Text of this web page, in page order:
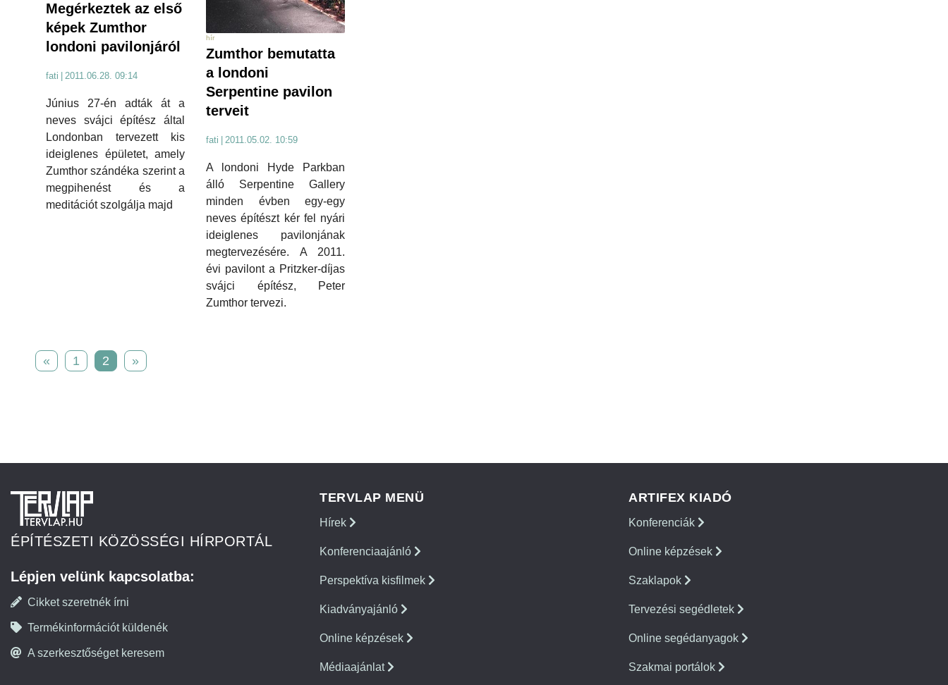
Megérkeztek az első
képek Zumthor
londoni pavilonjáról
fati 2011.06.28. 09:14
Június 27-én adták át a
neves svájci építész által
Londonban tervezett kis
ideiglenes épületet, amely
Zumthor szándéka szerint a
megpihenést és a
meditációt szolgálja majd
hír
Zumthor bemutatta
a londoni
Serpentine pavilon
terveit
fati | 2011.05.02. 10:59
A londoni Hyde Parkban
álló Serpentine Gallery
minden évben egy-egy
neves építészt kér fel nyári
ideiglenes pavilonjának
megtervezésére. A 2011.
évi pavilont a Pritzker-díjas
svájci építész, Peter
Zumthor tervezi.
« 1 2 »
ÉPÍTÉSZETI KÖZÖSSÉGI HÍRPORTÁL
Lépjen velünk kapcsolatba:
Cikket szeretnék írni
Termékinformációt küldenék
A szerkesztőséget keresem
TERVLAP MENÜ
Hírek
Konferenciaajánló
Perspektíva kisfilmek
Kiadványajánló
Online képzések
Médiaajánlat
ARTIFEX KIADÓ
Konferenciák
Online képzések
Szaklapok
Tervezési segédletek
Online segédanyagok
Szakmai portálok